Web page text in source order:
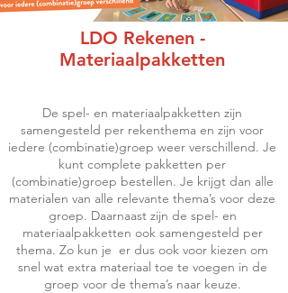
LDO Rekenen -
Materiaalpakketten
De spel- en materiaalpakketten zijn
samengesteld per rekenthema en zijn voor
iedere (combinatie)groep weer verschillend. Je
kunt complete pakketten per
(combinatie)groep bestellen. Je krijgt dan alle
materialen van alle relevante thema’s voor deze
groep. Daarnaast zijn de spel- en
materiaalpakketten ook samengesteld per
thema. Zo kun je er dus ook voor kiezen om
snel wat extra materiaal toe te voegen in de
groep voor de thema’s naar keuze.